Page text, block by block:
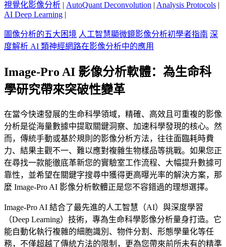
視覺化影像分析 | AutoQuant Deconvolution | Analysis Protocols |
AI Deep Learning |
圖像分析的五大困境 人工智慧顯微鏡影像分析初學者指南 深
度解析 AI 類神經網路在影像分析中的應用
Image-Pro AI 影像分析軟體：為生命科
學研究帶來突破性變革
在當今快速發展的生命科學領域，精確、高效且可重複的影像
分析是從海量數據中提取關鍵洞察、加速科學發現的核心。然
而，傳統手動或基於規則的影像分析方法，往往面臨耗時費
力、結果主觀不一、難以應對複雜生物樣品等挑戰。如果您正
在尋找一款能徹底革新您的實驗室工作流程、大幅提升數據可
靠性，並希望在關鍵字搜尋中獲得更高曝光率的解決方案，那
麼 Image-Pro AI 影像分析軟體正是您不容錯過的理想選擇。
Image-Pro AI 結合了最先進的人工智慧（AI）與深度學習
（Deep Learning）技術，專為生命科學影像分析量身打造。它
能自動化執行複雜的細胞識別、物件分割、形態學量化等任
務，不僅超越了傳統方法的限制，更為您帶來前所未有的精準